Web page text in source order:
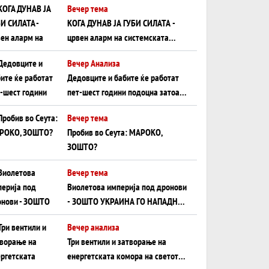
Вечер тема
КОГА ДУНАВ ЈА ГУБИ СИЛАТА -
црвен аларм на системската
плоча од јужна Германија до
Црното Море...
Вечер Анализа
Дедовците и бабите ќе работат
пет-шест години подоцна затоа
што НЕМААТ ВНУЦИ ДА ГИ
ЗАМЕНАТ
Вечер тема
Пробив во Сеута: МАРОКО,
ЗОШТО?
Вечер тема
Виолетова империја под дронови
- ЗОШТО УКРАИНА ГО НАПАДНА
РУСКИОТ WILDBERRIES
Вечер анализа
Три вентили и затворање на
енергетската комора на светот: